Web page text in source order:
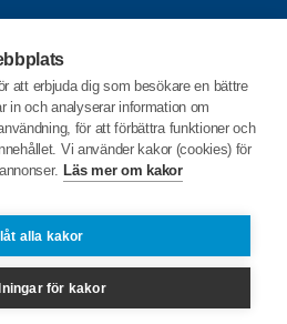
att erbjuda dig som besökare en bättre
in och analyserar information om
för att förbättra funktioner och
Vi använder kakor (cookies) för
Läs mer om kakor
alla kakor
för kakor